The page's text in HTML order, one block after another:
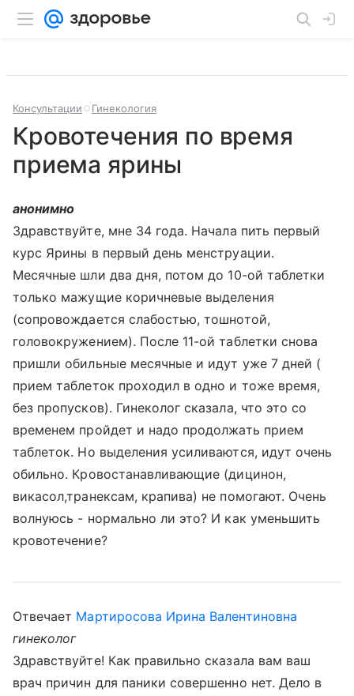
Консультации Гинекология
Кровотечения по время
приема ярины
анонимно
Здравствуйте, мне 34 года. Начала пить первый
курс Ярины в первый день менструации.
Месячные шли два дня, потом до 10-ой таблетки
только мажущие коричневые выделения
(сопровождается слабостью, тошнотой,
головокружением). После 11-ой таблетки снова
пришли обильные месячные и идут уже 7 дней (
прием таблеток проходил в одно и тоже время,
без пропусков). Гинеколог сказала, что это со
временем пройдет и надо продолжать прием
таблеток. Но выделения усиливаются, идут очень
обильно. Кровостанавливающие (дицинон,
викасол,транексам, крапива) не помогают. Очень
волнуюсь - нормально ли это? И как уменьшить
кровотечение?
Отвечает Мартиросова Ирина Валентиновна
гинеколог
Здравствуйте! Как правильно сказала вам ваш
врач причин для паники совершенно нет. Дело в